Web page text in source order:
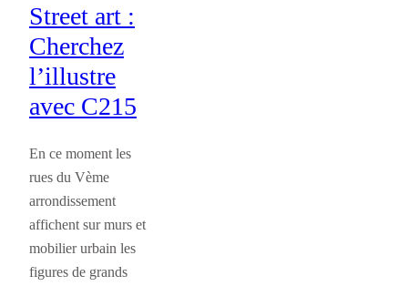
Street art :
Cherchez
l’illustre
avec C215
En ce moment les
rues du Vème
arrondissement
affichent sur murs et
mobilier urbain les
figures de grands